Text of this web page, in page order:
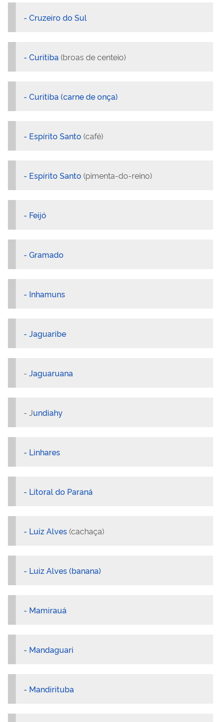
- Cruzeiro do Sul
- Curitiba (broas de centeio)
- Curitiba (carne de onça)
- Espírito Santo (café)
- Espírito Santo (pimenta-do-reino)
- Feijó
- Gramado
- Inhamuns
- Jaguaribe
- Jaguaruana
- Jundiahy
- Linhares
- Litoral do Paraná
- Luiz Alves(cachaça)
- Luiz Alves (banana)
- Mamirauá
- Mandaguari
- Mandirituba